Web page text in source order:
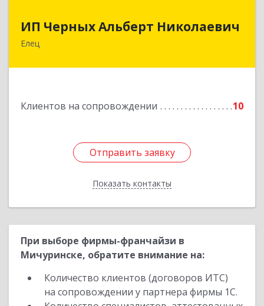
ИП Черных Альберт Николаевич
Елец
Клиентов на сопровождении 10
Отправить заявку
Показать контакты
ИП Черных Альберт Николаевич
399771, Липецкая обл, Елец г, Н.Гусевой ул, 56А
Отправить заявку
Назад
При выборе фирмы-франчайзи в
Мичуринске, обратите внимание на:
Количество клиентов (договоров ИТС)
на сопровождении у партнера фирмы 1С.